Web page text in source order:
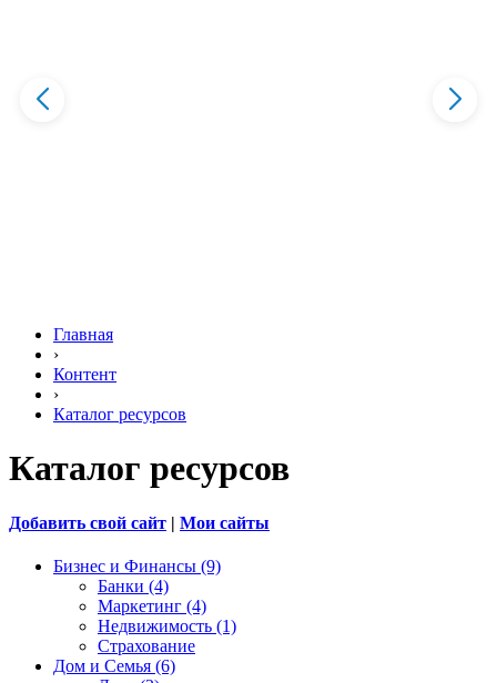
Главная
›
Контент
›
Каталог ресурсов
Каталог ресурсов
Добавить свой сайт | Мои сайты
Бизнес и Финансы (9)
Банки (4)
Маркетинг (4)
Недвижимость (1)
Страхование
Дом и Семья (6)